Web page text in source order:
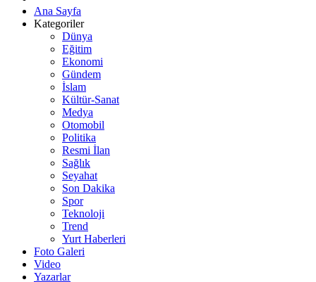
Ana Sayfa
Kategoriler
Dünya
Eğitim
Ekonomi
Gündem
İslam
Kültür-Sanat
Medya
Otomobil
Politika
Resmi İlan
Sağlık
Seyahat
Son Dakika
Spor
Teknoloji
Trend
Yurt Haberleri
Foto Galeri
Video
Yazarlar